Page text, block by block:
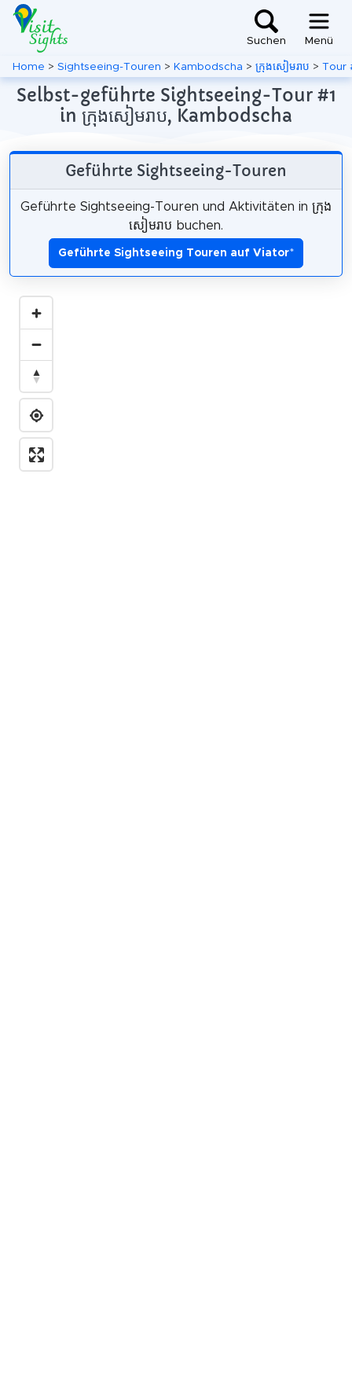
Suchen Menü
Home > Sightseeing-Touren > Kambodscha > ក្រុងសៀមរាប > Tour
Selbst-geführte Sightseeing-Tour #1
in ក្រុងសៀមរាប, Kambodscha
Geführte Sightseeing-Touren
Geführte Sightseeing-Touren und Aktivitäten in ក្រុង
សៀមរាប buchen.
Geführte Sightseeing Touren auf Viator*